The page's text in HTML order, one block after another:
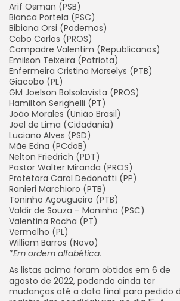
Arif Osman (PSB)
Bianca Portela (PSC)
Bibiana Orsi (Podemos)
Cabo Carlos (PROS)
Compadre Valentim (Republicanos)
Emilson Teixeira (Patriota)
Enfermeira Cristina Morselys (PTB)
Giacobo (PL)
GM Joelson Bolsolavista (PROS)
Hamilton Serighelli (PT)
João Morales (União Brasil)
Joel de Lima (Cidadania)
Luciano Alves (PSD)
Mãe Edna (PCdoB)
Nelton Friedrich (PDT)
Pastor Walter Miranda (PROS)
Protetora Carol Dedonatti (PP)
Ranieri Marchioro (PTB)
Toninho Açougueiro (PTB)
Valdir de Souza – Maninho (PSC)
Valentina Rocha (PT)
Vermelho (PL)
William Barros (Novo)
*Em ordem alfabética.
As listas acima foram obtidas em 6 de
agosto de 2022, podendo ainda ter
mudanças até a data final para pedido